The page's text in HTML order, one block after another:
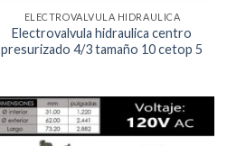
ELECTROVALVULA HIDRAULICA
Electrovalvula hidraulica centro
presurizado 4/3 tamaño 10 cetop 5